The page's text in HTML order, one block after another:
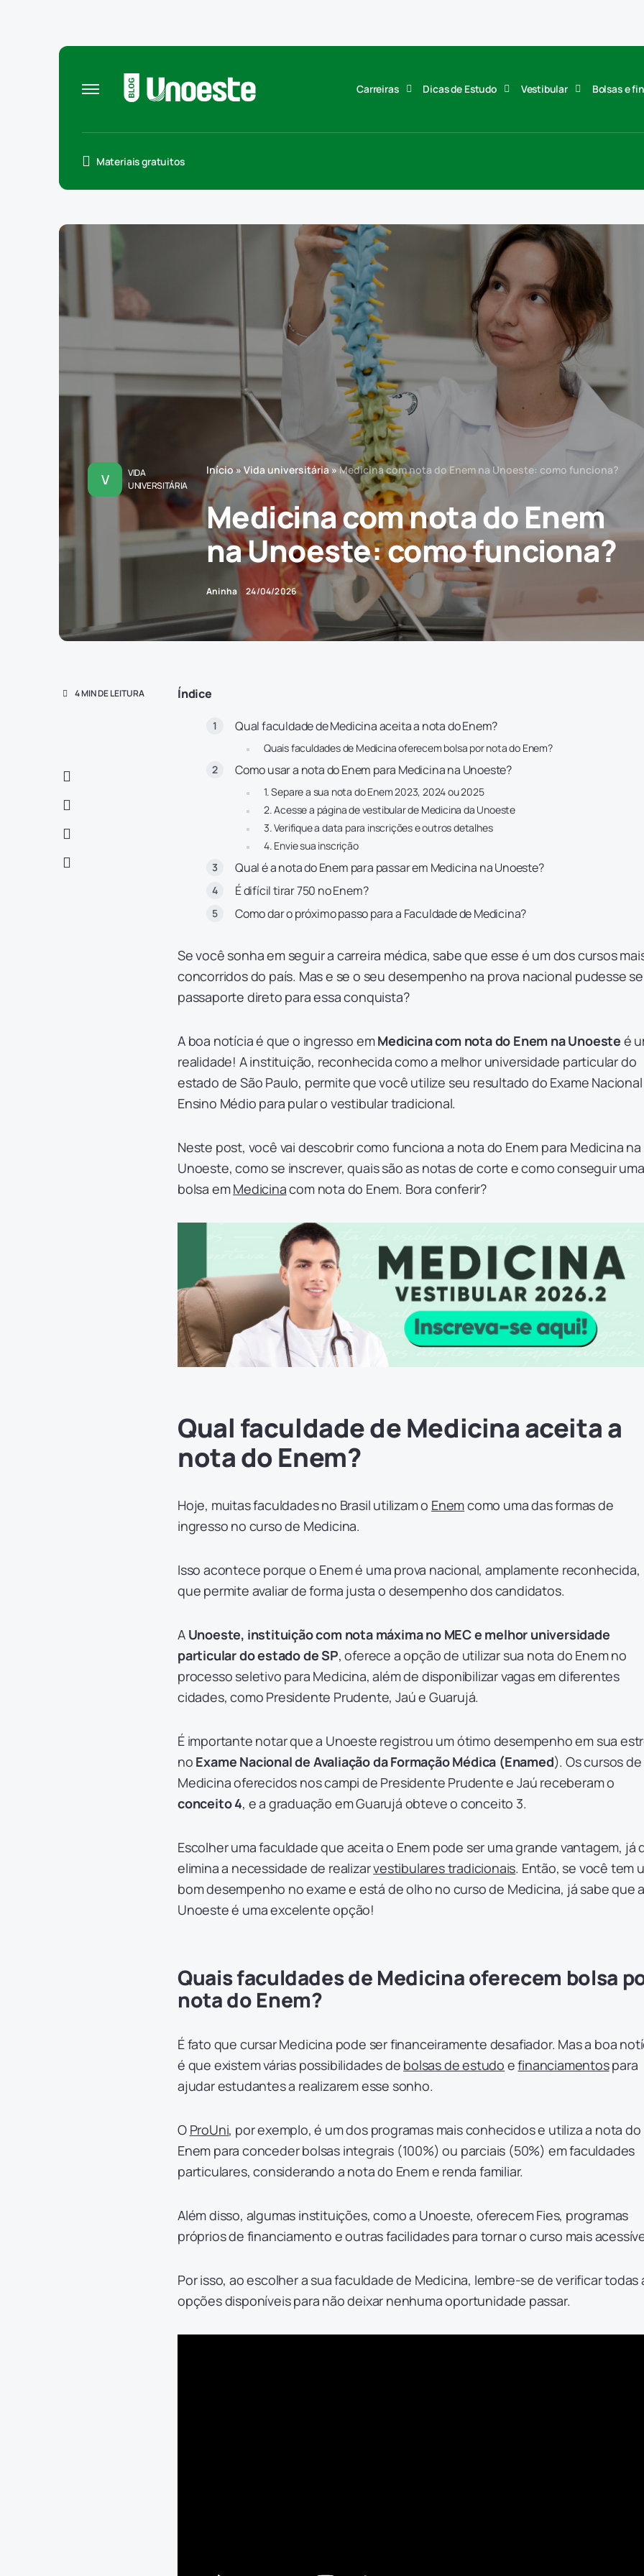
Carreiras Dicas de Estudo Vestibular Bolsas e
Materiais gratuitos
V
VIDA
UNIVERSITÁRIA
Início»Vida universitária»Medicina com nota do Enem na Unoeste: como funciona?
Medicina com nota do Enem
na Unoeste: como funciona?
Aninha 24/04/2026
4 MIN DE LEITURA Índice
Qual faculdade de Medicina aceita a nota do Enem?
Quais faculdades de Medicina oferecem bolsa por nota do Enem?
Como usar a nota do Enem para Medicina na Unoeste?
1. Separe a sua nota do Enem 2023, 2024 ou 2025
2. Acesse a página de vestibular de Medicina da Unoeste
3. Verifique a data para inscrições e outros detalhes
4. Envie sua inscrição
Qual é a nota do Enem para passar em Medicina na Unoeste?
É difícil tirar 750 no Enem?
Como dar o próximo passo para a Faculdade de Medicina?
Se você sonha em seguir a carreira médica, sabe que esse é um dos cursos
concorridos do país. Mas e se o seu desempenho na prova nacional pudesse
passaporte direto para essa conquista?
A boa notícia é que o ingresso emMedicina com nota do Enem na Unoeste é
realidade! A instituição, reconhecida como a melhor universidade particular do
estado de São Paulo, permite que você utilize seu resultado do Exame
Ensino Médio para pular o vestibular tradicional.
Neste post, você vai descobrir como funciona a nota do Enem para Medicina na
Unoeste, como se inscrever, quais são as notas de corte e como conseguir uma
bolsa emMedicinacom nota do Enem. Bora conferir?
Qual faculdade de Medicina aceita a
nota do Enem?
Hoje, muitas faculdades no Brasil utilizam o Enemcomo uma das formas de
ingresso no curso de Medicina.
Isso acontece porque o Enem é uma prova nacional, amplamente reconhecida,
que permite avaliar de forma justa o desempenho dos candidatos.
A Unoeste, instituição com nota máxima no MEC e melhor universidade
particular do estado de SP, oferece a opção de utilizar sua nota do Enem no
processo seletivo para Medicina, além de disponibilizar vagas em diferentes
cidades, como Presidente Prudente, Jaú e Guarujá.
É importante notar que a Unoeste registrou um ótimo desempenho em sua
no Exame Nacional de Avaliação da Formação Médica (Enamed). Os cursos de
Medicina oferecidos nos campi de Presidente Prudente e Jaú receberam o
conceito 4, e a graduação em Guarujá obteve o conceito 3.
Escolher uma faculdade que aceita o Enem pode ser uma grande vantagem, já
elimina a necessidade de realizarvestibulares tradicionais. Então, se você tem
bom desempenho no exame e está de olho no curso de Medicina, já sabe que
Unoeste é uma excelente opção!
Quais faculdades de Medicina oferecem bolsa
nota do Enem?
É fato que cursar Medicina pode ser financeiramente desafiador. Mas a boa
é que existem várias possibilidades de bolsas de estudo efinanciamentospara
ajudar estudantes a realizarem esse sonho.
O ProUni, por exemplo, é um dos programas mais conhecidos e utiliza a nota do
Enem para conceder bolsas integrais (100%) ou parciais (50%) em faculdades
particulares, considerando a nota do Enem e renda familiar.
Além disso, algumas instituições, como a Unoeste, oferecem Fies, programas
próprios de financiamento e outras facilidades para tornar o curso mais
Por isso, ao escolher a sua faculdade de Medicina, lembre-se de verificar todas
opções disponíveis para não deixar nenhuma oportunidade passar.